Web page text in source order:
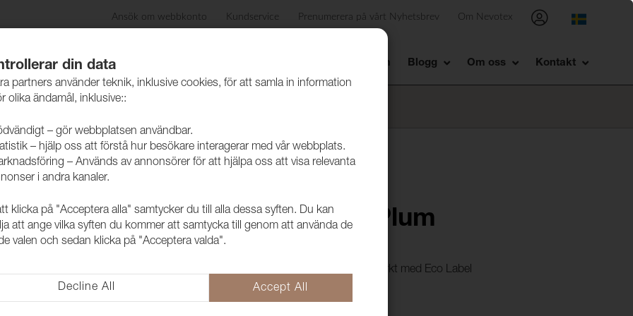
Ansök om webbkonto Kundservice Prenumerera på vårt Nyhetsbrev Om Nevotex
Produkter Skötselråd Showroom Blogg Om oss Kontakt
Tyg Pod CS 9607 Plum
1028229
Modern kvalité i Trevira CS. Pod CS är miljömärkt med Eco Label
din data
partners använder teknik, inklusive cookies, för att samla in information
olika ändamål, inklusive::
– gör webbplatsen användbar.
– hjälp oss att förstå hur besökare interagerar med vår webbplats.
– Används av annonsörer för att hjälpa oss att visa relevanta
i andra kanaler.
klicka på "Acceptera alla" samtycker du till alla dessa syften. Du kan
att ange vilka syften du kommer att samtycka till genom att använda de
valen och sedan klicka på "Acceptera valda".
Decline All Accept All